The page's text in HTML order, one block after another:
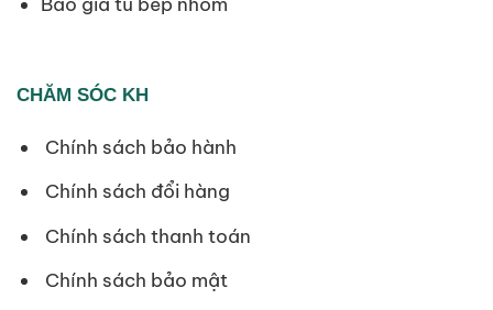
CHĂM SÓC KH
Chính sách bảo hành
Chính sách đổi hàng
Chính sách thanh toán
Chính sách bảo mật